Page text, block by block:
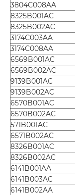
3804C008AA
8325B001AC
8325B002AC
3174C003AA
3174C008AA
6569B001AC
6569B002AC
9139B001AC
9139B002AC
6570B001AC
6570B002AC
571B001AC
6571B002AC
8326B001AC
8326B002AC
6141B001AA
6141B003AC
6141B002AA